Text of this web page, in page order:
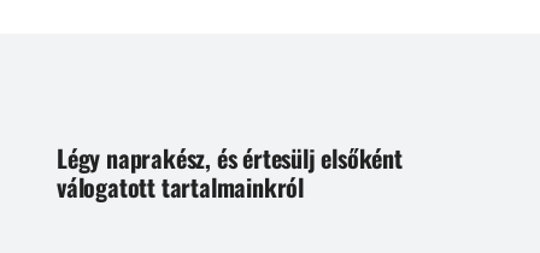
Légy naprakész, és értesülj elsőként
válogatott tartalmainkról